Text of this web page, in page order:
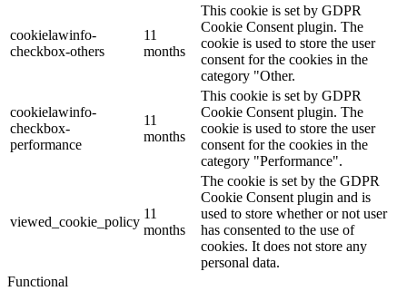
cookielawinfo-
checkbox-others
11
months
This cookie is set by GDPR
Cookie Consent plugin. The
cookie is used to store the user
consent for the cookies in the
category "Other.
cookielawinfo-
checkbox-
performance
11
months
This cookie is set by GDPR
Cookie Consent plugin. The
cookie is used to store the user
consent for the cookies in the
category "Performance".
viewed_cookie_policy
11
months
The cookie is set by the GDPR
Cookie Consent plugin and is
used to store whether or not user
has consented to the use of
cookies. It does not store any
personal data.
Functional